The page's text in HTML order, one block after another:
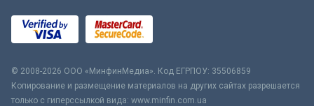
© 2008-2026 ООО «МинфинМедиа». Код ЕГРПОУ: 35506859
Копирование и размещение материалов на других сайтах разрешается
только с гиперссылкой вида: www.minfin.com.ua